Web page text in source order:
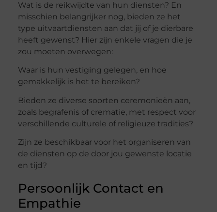
Wat is de reikwijdte van hun diensten? En
misschien belangrijker nog, bieden ze het
type uitvaartdiensten aan dat jij of je dierbare
heeft gewenst? Hier zijn enkele vragen die je
zou moeten overwegen:
Waar is hun vestiging gelegen, en hoe
gemakkelijk is het te bereiken?
Bieden ze diverse soorten ceremonieën aan,
zoals begrafenis of crematie, met respect voor
verschillende culturele of religieuze tradities?
Zijn ze beschikbaar voor het organiseren van
de diensten op de door jou gewenste locatie
en tijd?
Persoonlijk Contact en
Empathie